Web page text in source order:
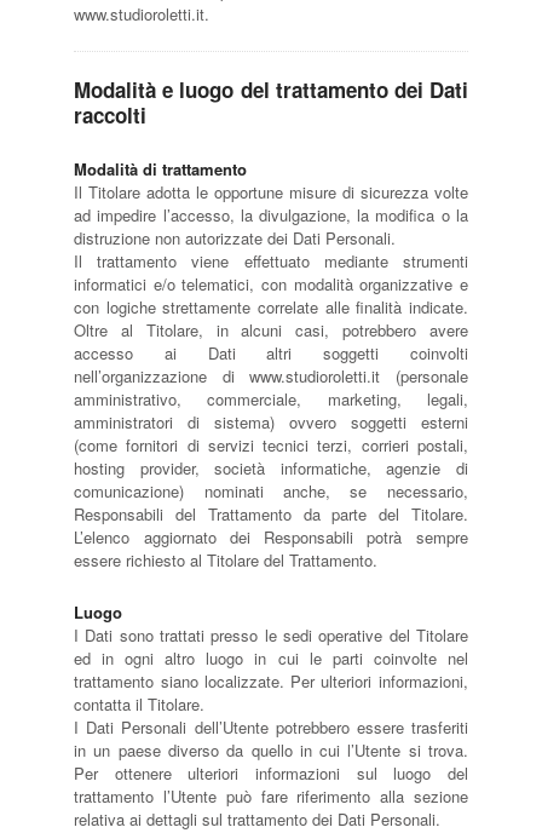
www.studioroletti.it.
Modalità e luogo del trattamento dei Dati
raccolti
Modalità di trattamento
Il Titolare adotta le opportune misure di sicurezza volte
ad impedire l’accesso, la divulgazione, la modifica o la
distruzione non autorizzate dei Dati Personali.
Il trattamento viene effettuato mediante strumenti
informatici e/o telematici, con modalità organizzative e
con logiche strettamente correlate alle finalità indicate.
Oltre al Titolare, in alcuni casi, potrebbero avere
accesso ai Dati altri soggetti coinvolti
nell’organizzazione di www.studioroletti.it (personale
amministrativo, commerciale, marketing, legali,
amministratori di sistema) ovvero soggetti esterni
(come fornitori di servizi tecnici terzi, corrieri postali,
hosting provider, società informatiche, agenzie di
comunicazione) nominati anche, se necessario,
Responsabili del Trattamento da parte del Titolare.
L’elenco aggiornato dei Responsabili potrà sempre
essere richiesto al Titolare del Trattamento.
Luogo
I Dati sono trattati presso le sedi operative del Titolare
ed in ogni altro luogo in cui le parti coinvolte nel
trattamento siano localizzate. Per ulteriori informazioni,
contatta il Titolare.
I Dati Personali dell’Utente potrebbero essere trasferiti
in un paese diverso da quello in cui l’Utente si trova.
Per ottenere ulteriori informazioni sul luogo del
trattamento l’Utente può fare riferimento alla sezione
relativa ai dettagli sul trattamento dei Dati Personali.